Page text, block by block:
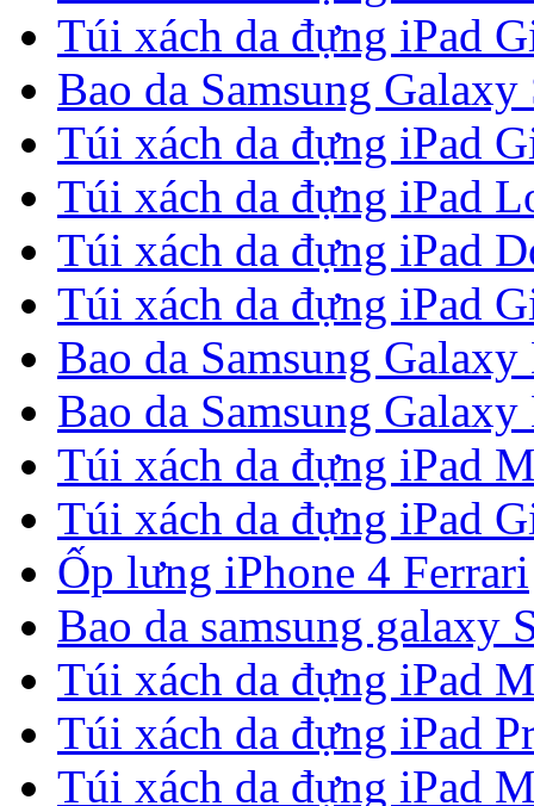
Túi xách da đựng iPad
Bao da Samsung
Túi xách da đựng iPad
Túi xách da đựng iPad
Túi xách da đựng iPad
Túi xách da đựng iPad
Bao da Samsung
Bao da Samsung
Túi xách da đựng iPad
Túi xách da đựng iPad
Ốp lưng iPhone 4 Ferrari
Bao da samsung galaxy
Túi xách da đựng iPad
Túi xách da đựng iPad
Túi xách da đựng iPad